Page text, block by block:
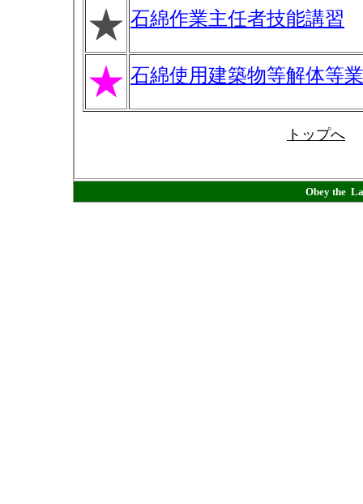
★ 石綿作業主任者技能講習
★ 石綿使用建築物等解体等
トップへ
Obey the